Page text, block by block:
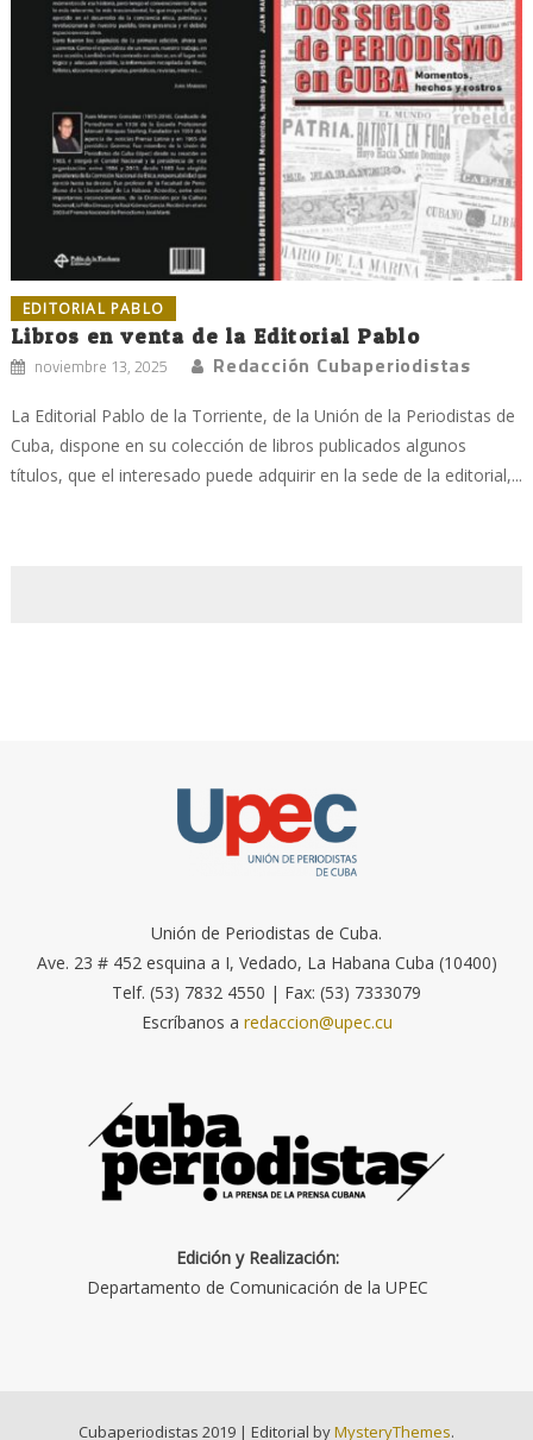
EDITORIAL PABLO
Libros en venta de la Editorial Pablo
noviembre 13, 2025 Redacción Cubaperiodistas
La Editorial Pablo de la Torriente, de la Unión de la Periodistas de
Cuba, dispone en su colección de libros publicados algunos
títulos, que el interesado puede adquirir en la sede de la editorial,...
Unión de Periodistas de Cuba.
Ave. 23 # 452 esquina a I, Vedado, La Habana Cuba (10400)
Telf. (53) 7832 4550 | Fax: (53) 7333079
Escríbanos a redaccion@upec.cu
Edición y Realización:
Departamento de Comunicación de la UPEC
Cubaperiodistas 2019 | Editorial byMysteryThemes.